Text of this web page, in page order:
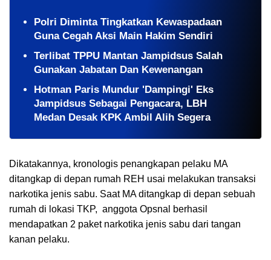
Polri Diminta Tingkatkan Kewaspadaan
Guna Cegah Aksi Main Hakim Sendiri
Terlibat TPPU Mantan Jampidsus Salah
Gunakan Jabatan Dan Kewenangan
Hotman Paris Mundur 'Dampingi' Eks
Jampidsus Sebagai Pengacara, LBH
Medan Desak KPK Ambil Alih Segera
Dikatakannya, kronologis penangkapan pelaku MA
ditangkap di depan rumah REH usai melakukan transaksi
narkotika jenis sabu. Saat MA ditangkap di depan sebuah
rumah di lokasi TKP, anggota Opsnal berhasil
mendapatkan 2 paket narkotika jenis sabu dari tangan
kanan pelaku.